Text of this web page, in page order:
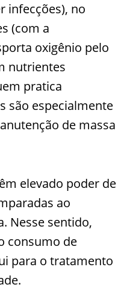
infecções), no
(com a
oxigênio pelo
nutrientes
pratica
são especialmente
de massa
elevado poder de
ao
Nesse sentido,
consumo de
para o tratamento